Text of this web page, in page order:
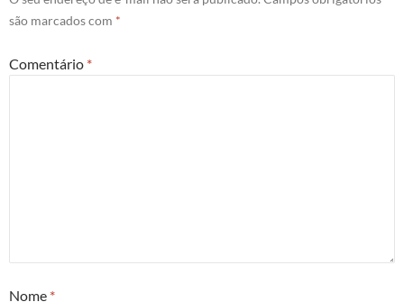
são marcados com *
Comentário *
Nome *